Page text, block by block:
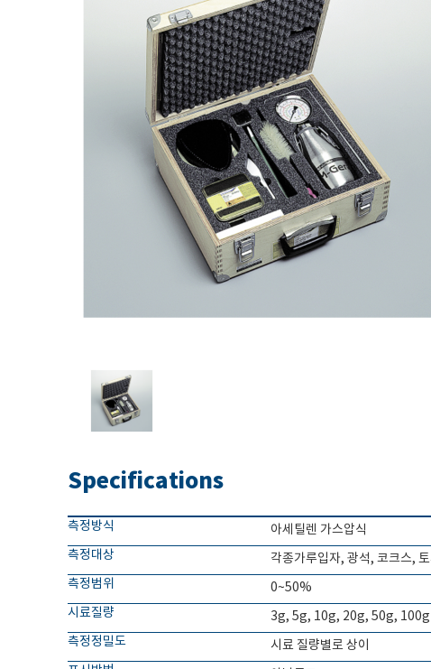
Specifications
측정방식
아세틸렌 가스압식
측정대상
각종가루입자, 광석, 코크스,
측정범위
0~50%
시료질량
3g, 5g, 10g, 20g, 50g, 100g
측정정밀도
시료 질량별로 상이